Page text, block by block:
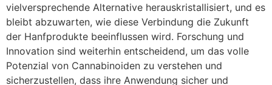
vielversprechende Alternative herauskristallisiert, und es
bleibt abzuwarten, wie diese Verbindung die Zukunft
der Hanfprodukte beeinflussen wird. Forschung und
Innovation sind weiterhin entscheidend, um das volle
Potenzial von Cannabinoiden zu verstehen und
sicherzustellen, dass ihre Anwendung sicher und